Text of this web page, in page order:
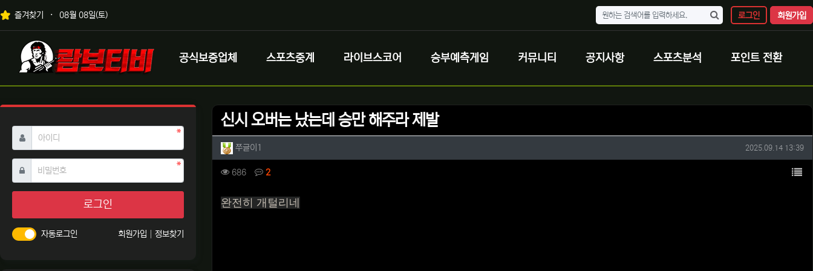
상단 네비
즐겨찾기 08월 08일(토) 로그인 회원가입
메인 메뉴
로고
공식보증업체 스포츠중계 라이브스코어 승부예측게임 커뮤니티 공지사항 스포츠분석 포인트 전환
신시 오버는 났는데 승만 해주라 제발
작성자 정보
쭈글이1 작성일
2025.09.14 13:39
컨텐츠 정보
686조회 2댓글 목
본문
완전히 개털리네
아이디 필수
비밀번호필수
로그인
자동로그인 회원가입 정보찾기